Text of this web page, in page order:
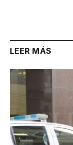
LEER MÁS